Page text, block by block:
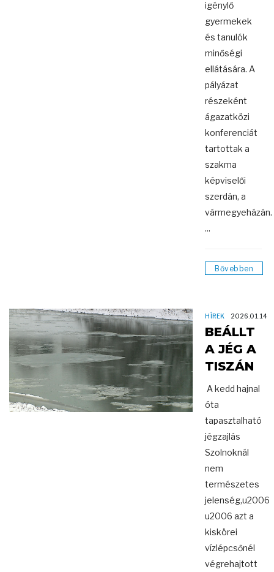
igénylő
gyermekek
és tanulók
minőségi
ellátására. A
pályázat
részeként
ágazatközi
konferenciát
tartottak a
szakma
képviselői
szerdán, a
vármegyeházán.
...
Bővebben
HÍREK 2026.01.14
BEÁLLT
A JÉG A
TISZÁN
A kedd hajnal
óta
tapasztalható
jégzajlás
Szolnoknál
nem
természetes
jelenség,u2006
u2006 azt a
kiskörei
vízlépcsőnél
végrehajtott